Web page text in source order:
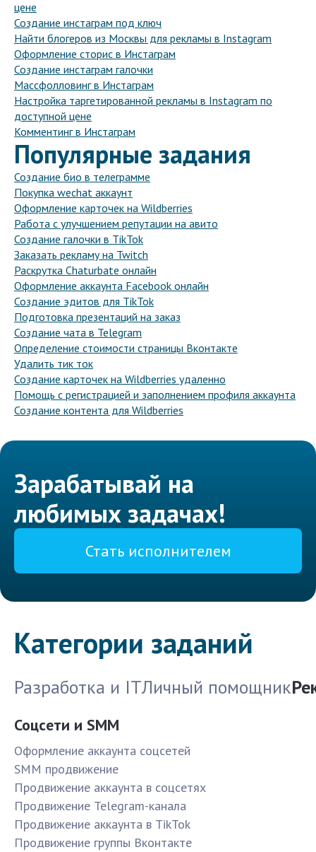
цене
Создание инстаграм под ключ
Найти блогеров из Москвы для рекламы в Instagram
Оформление сторис в Инстаграм
Создание инстаграм галочки
Массфолловинг в Инстаграм
Настройка таргетированной рекламы в Instagram по
доступной цене
Комментинг в Инстаграм
Популярные задания
Создание био в телеграмме
Покупка wechat аккаунт
Оформление карточек на Wildberries
Работа с улучшением репутации на авито
Создание галочки в TikTok
Заказать рекламу на Twitch
Раскрутка Chaturbate онлайн
Оформление аккаунта Facebook онлайн
Создание эдитов для TikTok
Подготовка презентаций на заказ
Создание чата в Telegram
Определение стоимости страницы Вконтакте
Удалить тик ток
Создание карточек на Wildberries удаленно
Помощь с регистрацией и заполнением профиля аккаунта
Создание контента для Wildberries
Зарабатывай на
любимых задачах!
Стать исполнителем
Категории заданий
Разработка и ITЛичный помощник
Соцсети и SMM
Оформление аккаунта соцсетей
SMM продвижение
Продвижение аккаунта в соцсетях
Продвижение Telegram-канала
Продвижение аккаунта в TikTok
Продвижение группы Вконтакте